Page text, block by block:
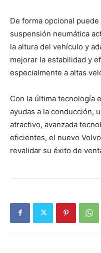
De forma opcional
suspensión neumática
la altura del vehículo y
mejorar la estabilidad y
especialmente a altas
Con la última tecnología
ayudas a la conducción,
atractivo, avanzada
eficientes, el nuevo
revalidar su éxito de